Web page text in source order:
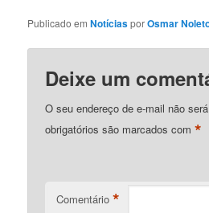
Publicado emNotíciasporOsmar
Deixe um
O seu endereço de e-mail não
obrigatórios são marcados com*
Comentário *